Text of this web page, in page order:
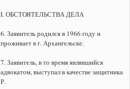
I. ОБСТОЯТЕЛЬСТВА ДЕЛА
6. Заявитель родился в 1966 году и
проживает в г. Архангельске.
7. Заявитель, в то время являвшийся
адвокатом, выступал в качестве защитника
Р.